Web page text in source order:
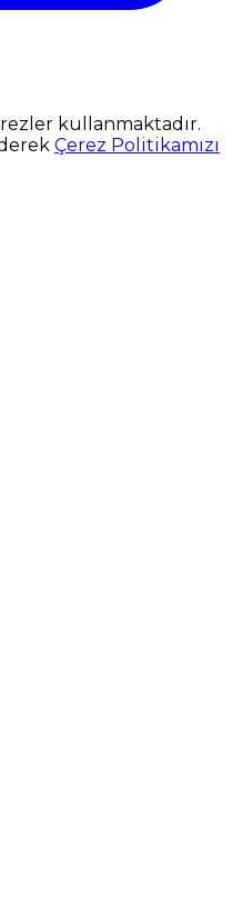
kullanmaktadır.
Çerez Politikamızı